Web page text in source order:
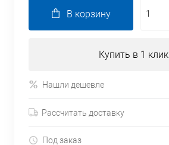
В корзину
Купить в 1 клик
Нашли дешевле
Рассчитать доставку
Под заказ